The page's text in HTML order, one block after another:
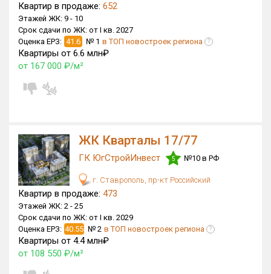
Только новые
Оценка ЕРЗ ЖК
Рейтинг ЕРЗ
Найдено:
Жилых комплексов
Многоквартирных домов
Блокированных домов
Домов с апартаментами
Поселков таунхаусов
Квартир в продаже: 652
Этажей ЖК: 9 - 10
Срок сдачи по ЖК: от I кв. 2027
Оценка ЕРЗ: 41.6 № 1 в ТОП новостроек региона ?
Квартиры от 6.6 млн₽
от 167 000 ₽/м²
ЖК Кварталы 17/77
ГК ЮгСтройИнвест 5 №10 в РФ
г. Ставрополь, пр-кт Российский
Квартир в продаже: 473
Этажей ЖК: 2 - 25
Срок сдачи по ЖК: от I кв. 2029
Оценка ЕРЗ: 40.55 № 2 в ТОП новостроек региона ?
Квартиры от 4.4 млн₽
от 108 550 ₽/м²